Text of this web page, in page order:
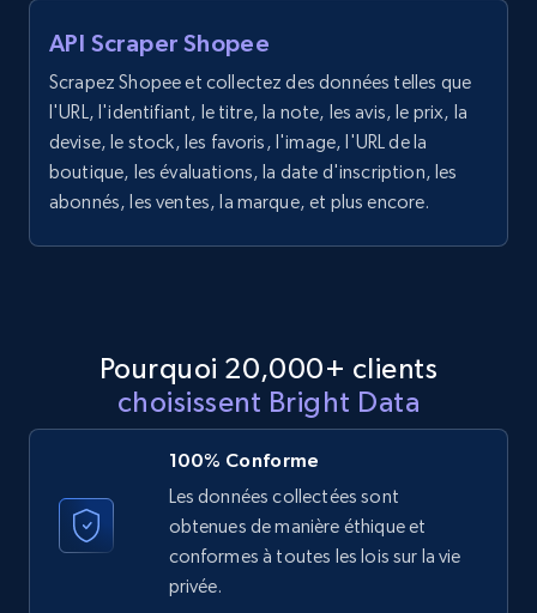
991+ 162+
Lowes.com - Gather data on products using
specified keywords
URL, Domain, Marketplace pn, Sku, Other pn,
991+ 162+ Essai gratuit
URL, Domain, Marketplace pn, Sku, Other pn,
Model number, Gtin ean pn, Product name, and
API Scraper Shopee
Scrapez Shopee et collectez des données telles que
l'URL, l'identifiant, le titre, la note, les avis, le prix, la
devise, le stock, les favoris, l'image, l'URL de la
boutique, les évaluations, la date d'inscription, les
abonnés, les ventes, la marque, et plus encore.
Pourquoi 20,000+ clients
choisissent Bright Data
100% Conforme
Les données collectées sont
obtenues de manière éthique et
conformes à toutes les lois sur la vie
privée.